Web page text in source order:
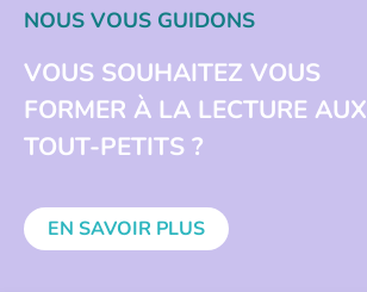
NOUS VOUS GUIDONS
VOUS SOUHAITEZ VOUS
FORMER À LA LECTURE AUX
TOUT-PETITS ?
EN SAVOIR PLUS